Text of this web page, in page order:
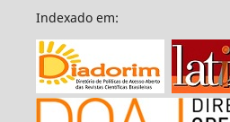
Indexado em: